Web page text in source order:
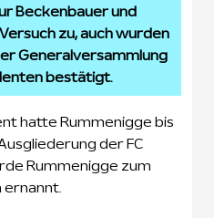
Beckenbauer und
zu, auch wurden
Generalversammlung
bestätigt.
hatte Rummenigge bis
der FC
Rummenigge zum